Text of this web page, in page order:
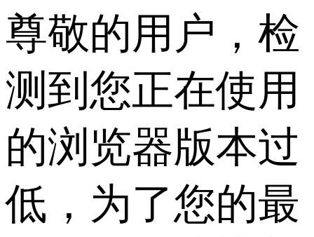
尊敬的用户，检
测到您正在使用
的浏览器版本过
低，为了您的最